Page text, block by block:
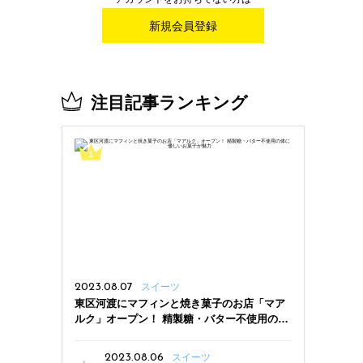
新規会員登録
注目記事ランキング
2023.08.07 スイーツ
東区河渡にマフィンと焼き菓子のお店「マア
ルク」オープン！ 精製糖・バター不使用の体
2023.08.06
スイーツ